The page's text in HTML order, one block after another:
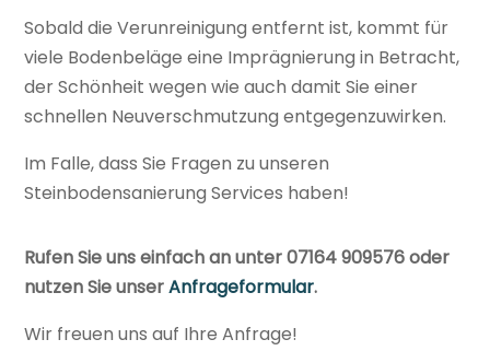
Sobald die Verunreinigung entfernt ist, kommt für
viele Bodenbeläge eine Imprägnierung in Betracht,
der Schönheit wegen wie auch damit Sie einer
schnellen Neuverschmutzung entgegenzuwirken.
Im Falle, dass Sie Fragen zu unseren
Steinbodensanierung Services haben!
Rufen Sie uns einfach an unter 07164 909576 oder
nutzen Sie unserAnfrageformular.
Wir freuen uns auf Ihre Anfrage!